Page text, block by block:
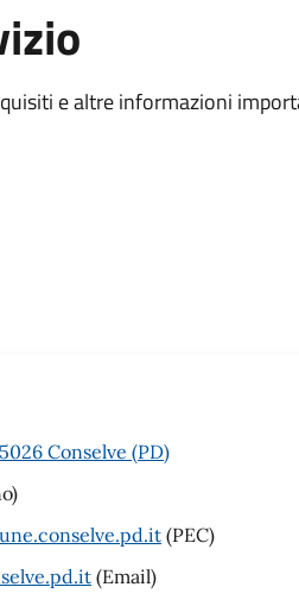
e altre informazioni
Conselve (PD)
(PEC)
(Email)